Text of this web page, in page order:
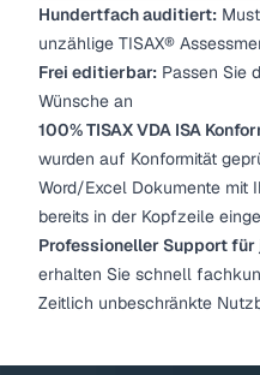
Hundertfach auditiert:
unzählige TISAX®
Frei editierbar: Passen Sie
Wünsche an
100% TISAX VDA ISA
wurden auf Konformität
Word/Excel Dokumente mit
bereits in der Kopfzeile
Professioneller Support für
erhalten Sie schnell
Zeitlich unbeschränkte